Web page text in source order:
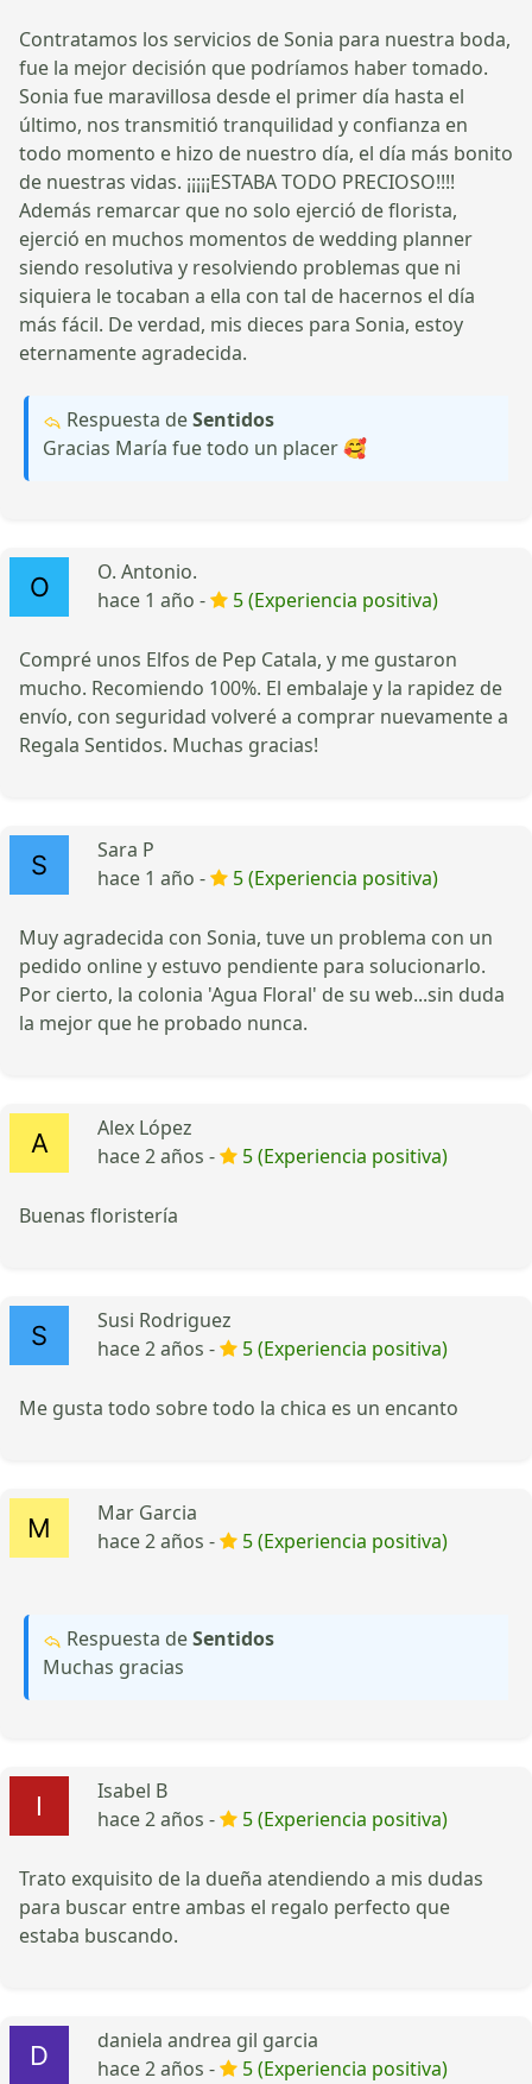
Contratamos los servicios de Sonia para nuestra boda,
fue la mejor decisión que podríamos haber tomado.
Sonia fue maravillosa desde el primer día hasta el
último, nos transmitió tranquilidad y confianza en
todo momento e hizo de nuestro día, el día más bonito
de nuestras vidas. ¡¡¡¡¡ESTABA TODO PRECIOSO!!!!
Además remarcar que no solo ejerció de florista,
ejerció en muchos momentos de wedding planner
siendo resolutiva y resolviendo problemas que ni
siquiera le tocaban a ella con tal de hacernos el día
más fácil. De verdad, mis dieces para Sonia, estoy
eternamente agradecida.
Respuesta deSentidos
Gracias María fue todo un placer 🥰
O. Antonio.
hace 1 año -
5 (Experiencia positiva)
Compré unos Elfos de Pep Catala, y me gustaron
mucho. Recomiendo 100%. El embalaje y la rapidez de
envío, con seguridad volveré a comprar nuevamente a
Regala Sentidos. Muchas gracias!
Sara P
hace 1 año -
5 (Experiencia positiva)
Muy agradecida con Sonia, tuve un problema con un
pedido online y estuvo pendiente para solucionarlo.
Por cierto, la colonia 'Agua Floral' de su web...sin duda
la mejor que he probado nunca.
Alex López
hace 2 años -
5 (Experiencia positiva)
Buenas floristería
Susi Rodriguez
hace 2 años -
5 (Experiencia positiva)
Me gusta todo sobre todo la chica es un encanto
Mar Garcia
hace 2 años -
5 (Experiencia positiva)
Respuesta deSentidos
Muchas gracias
Isabel B
hace 2 años -
5 (Experiencia positiva)
Trato exquisito de la dueña atendiendo a mis dudas
para buscar entre ambas el regalo perfecto que
estaba buscando.
daniela andrea gil garcia
hace 2 años -
5 (Experiencia positiva)